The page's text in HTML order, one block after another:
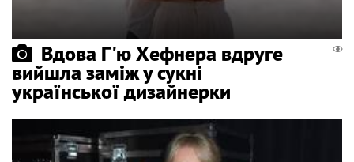
Вдова Г'ю Хефнера вдруге
вийшла заміж у сукні
української дизайнерки